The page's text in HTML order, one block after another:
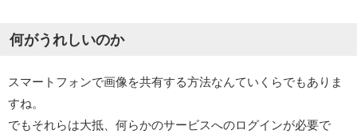
何がうれしいのか
スマートフォンで画像を共有する方法なんていくらでもありま
すね。
でもそれらは大抵、何らかのサービスへのログインが必要で